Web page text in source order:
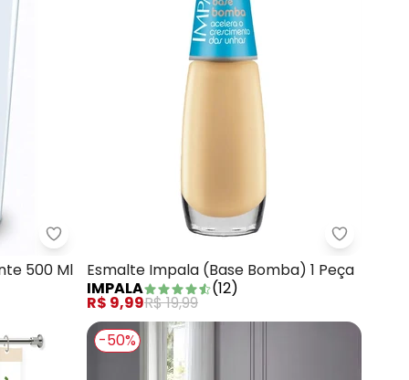
1 PeçaLar e Lazer - Copo de Medida Transparente 500
500 Ml
Esmalte
Esmalte Impala (Base Bomba) 1 Peça
IMPALA
(12)
R$ 9,99R$ 19,99
-50%